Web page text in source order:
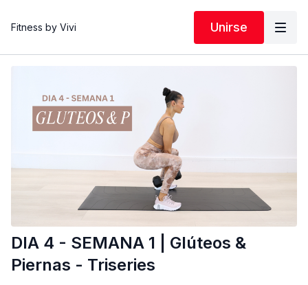
Fitness by Vivi Unirse
DIA 4 - SEMANA 1 | Glúteos &
Piernas - Triseries